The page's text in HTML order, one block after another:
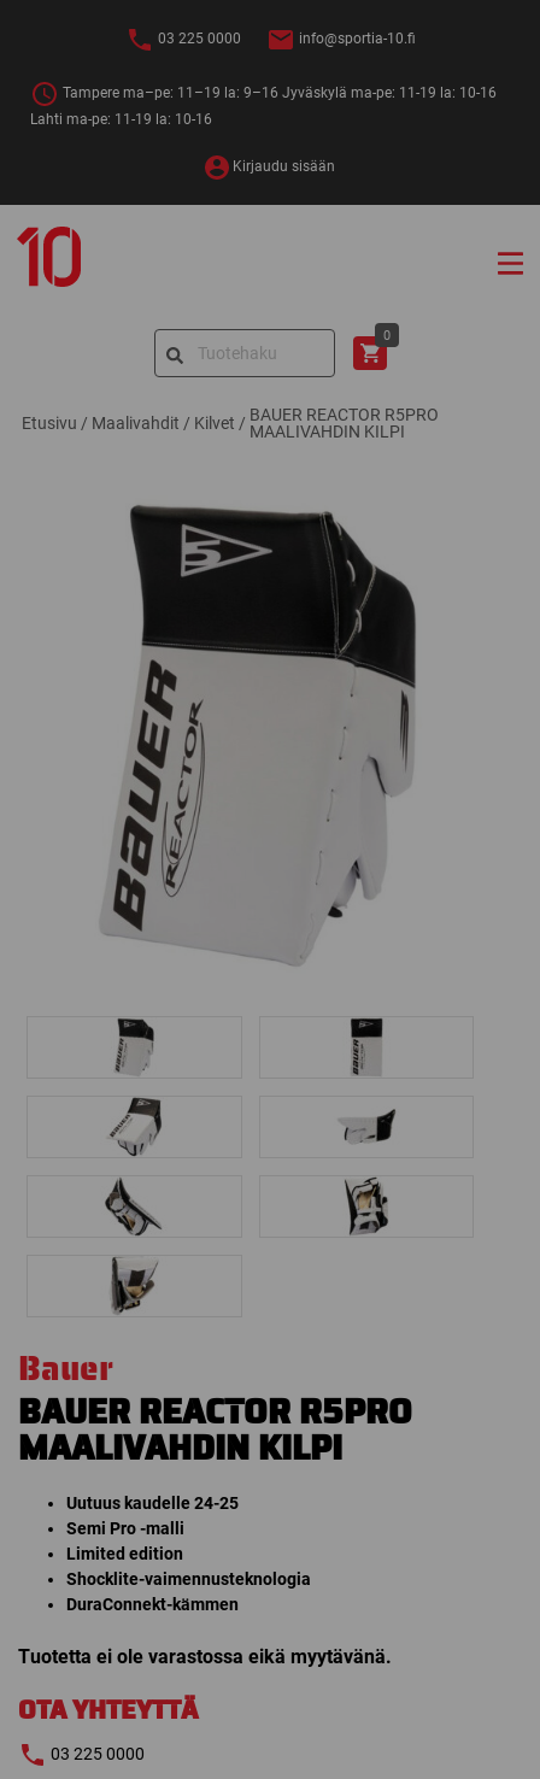
03 225 0000 info@sportia-10.fi
Tampere ma–pe: 11–19 la: 9–16 Jyväskylä ma-pe: 11-19 la: 10-16
Lahti ma-pe: 11-19 la: 10-16
Kirjaudu sisään
10
Search
0
Etusivu / Maalivahdit / Kilvet / BAUER REACTOR R5PRO
MAALIVAHDIN KILPI
Bauer
BAUER REACTOR R5PRO
MAALIVAHDIN KILPI
Uutuus kaudelle 24-25
Semi Pro -malli
Limited edition
Shocklite-vaimennusteknologia
DuraConnekt-kämmen
Tuotetta ei ole varastossa eikä myytävänä.
OTA YHTEYTTÄ
03 225 0000